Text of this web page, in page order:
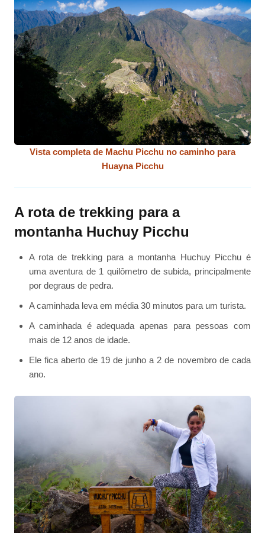
Vista completa de Machu Picchu no caminho para
Huayna Picchu
A rota de trekking para a
montanha Huchuy Picchu
A rota de trekking para a montanha Huchuy Picchu é
uma aventura de 1 quilômetro de subida, principalmente
por degraus de pedra.
A caminhada leva em média 30 minutos para um turista.
A caminhada é adequada apenas para pessoas com
mais de 12 anos de idade.
Ele fica aberto de 19 de junho a 2 de novembro de cada
ano.